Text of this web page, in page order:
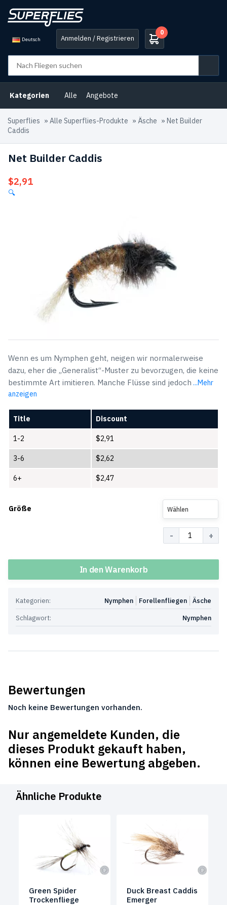
Deutsch Anmelden / Registrieren
0
Kategorien Alle Angebote
Superflies » Alle Superflies-Produkte » Äsche » Net Builder
Caddis
Net Builder Caddis
$2,91
🔍
Wenn es um Nymphen geht, neigen wir normalerweise
dazu, eher die „Generalist“-Muster zu bevorzugen, die keine
bestimmte Art imitieren. Manche Flüsse sind jedoch ...Mehr
anzeigen
Title Discount
1-2 $2,91
3-6 $2,62
6+ $2,47
Größe Wählen
In den Warenkorb
Kategorien: Äsche
Forellenfliegen
Nymphen
Schlagwort:
Nymphen
Bewertungen
Noch keine Bewertungen vorhanden.
Nur angemeldete Kunden, die
dieses Produkt gekauft haben,
können eine Bewertung abgeben.
Ähnliche Produkte
Green Spider
Trockenfliege
Duck Breast Caddis
Emerger